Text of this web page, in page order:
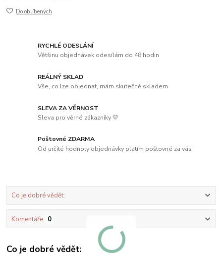
Do oblíbených
RYCHLÉ ODESLÁNÍ
Většinu objednávek odesílám do 48 hodin
REÁLNÝ SKLAD
Vše, co lze objednat, mám skutečně skladem
SLEVA ZA VĚRNOST
Sleva pro věrné zákazníky 💛
Poštovné ZDARMA
Od určité hodnoty objednávky platím poštovné za vás
Co je dobré vědět:
Komentáře 0
Co je dobré vědět: